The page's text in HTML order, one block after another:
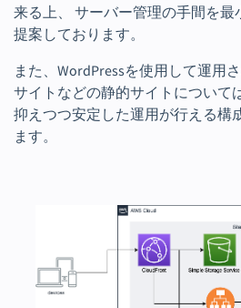
来る上、 サーバー管理の手間を
提案しております。
また、WordPressを使用して運用
サイトなどの静的サイトについて
抑えつつ安定した運用が行える構
ます。